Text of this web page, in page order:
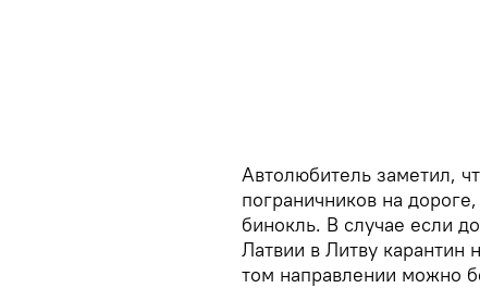
Автолюбитель заметил,
пограничников на
бинокль. В случае если
Латвии в Литву карантин
том направлении можно